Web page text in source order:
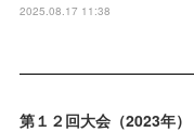
2025.08.17 11:38
第１２回大会（2023年）